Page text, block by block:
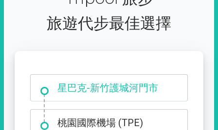
旅遊代步最佳選擇
大霸尖山登山口
桃園國際機場 (TPE)